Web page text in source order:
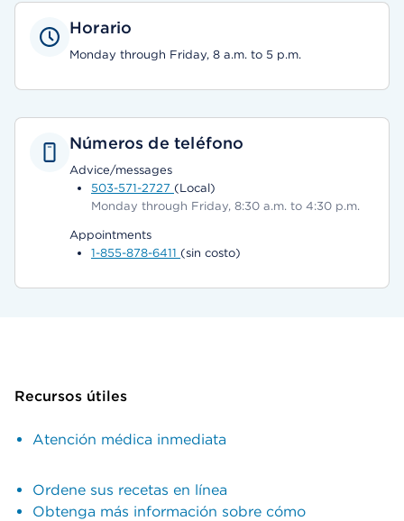
Horario
Monday through Friday, 8 a.m. to 5 p.m.
Números de teléfono
Advice/messages
503-571-2727 (Local)
Monday through Friday, 8:30 a.m. to 4:30 p.m.
Appointments
1-855-878-6411 (sin costo)
Recursos útiles
Atención médica inmediata
Ordene sus recetas en línea
Obtenga más información sobre cómo